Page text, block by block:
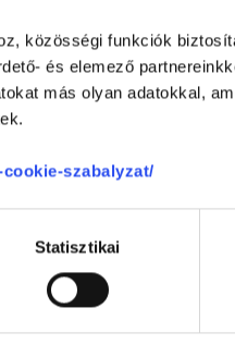
közösségi funkciók
és elemező
más olyan adatokkal,
szabalyzat/
Statisztikai